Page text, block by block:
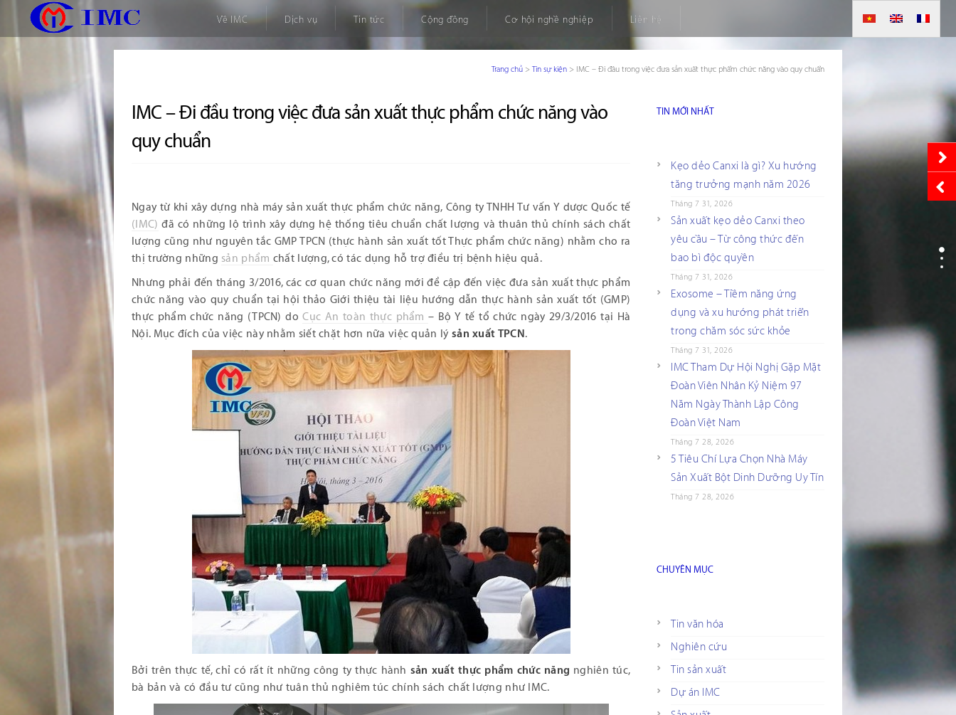
Về IMC Dịch vụ Tin tức Cộng đồng Cơ hội nghề nghiệp Liên hệ
Trang chủ > Tin sự kiện > IMC – Đi đầu trong việc đưa sản xuất thực phẩm chức năng vào quy chuẩn
IMC – Đi đầu trong việc đưa sản xuất thực phẩm chức năng vào
quy chuẩn
Ngay từ khi xây dựng nhà máy sản xuất thực phẩm chức năng, Công ty TNHH Tư vấn Y dược Quốc tế
(IMC) đã có những lộ trình xây dựng hệ thống tiêu chuẩn chất lượng và thuân thủ chính sách chất
lượng cũng như nguyên tắc GMP TPCN (thực hành sản xuất tốt Thực phẩm chức năng) nhằm cho ra
thị trường những sản phẩm chất lượng, có tác dụng hỗ trợ điều trị bệnh hiệu quả.
Nhưng phải đến tháng 3/2016, các cơ quan chức năng mới đề cập đến việc đưa sản xuất thực phẩm
chức năng vào quy chuẩn tại hội thảo Giới thiệu tài liệu hướng dẫn thực hành sản xuất tốt (GMP)
thực phẩm chức năng (TPCN) doCục An toàn thực phẩm– Bộ Y tế tổ chức ngày 29/3/2016 tại Hà
Nội. Mục đích của việc này nhằm siết chặt hơn nữa việc quản lý sản xuất TPCN .
Bởi trên thực tế, chỉ có rất ít những công ty thực hành sản xuất thực phẩm chức năng nghiên túc,
bà bản và có đầu tư cũng như tuân thủ nghiêm túc chính sách chất lượng như IMC.
TIN MỚI NHẤT
Kẹo dẻo Canxi là gì? Xu hướng
tăng trưởng mạnh năm 2026
Tháng 7 31, 2026
Sản xuất kẹo dẻo Canxi theo
yêu cầu – Từ công thức đến
bao bì độc quyền
Tháng 7 31, 2026
Exosome – Tiềm năng ứng
dụng và xu hướng phát triển
trong chăm sóc sức khỏe
Tháng 7 31, 2026
IMC Tham Dự Hội Nghị Gặp Mặt
Đoàn Viên Nhân Kỷ Niệm 97
Năm Ngày Thành Lập Công
Đoàn Việt Nam
Tháng 7 28, 2026
5 Tiêu Chí Lựa Chọn Nhà Máy
Sản Xuất Bột Dinh Dưỡng Uy Tín
Tháng 7 28, 2026
CHUYÊN MỤC
Tin văn hóa
Nghiên cứu
Tin sản xuất
Dự án IMC